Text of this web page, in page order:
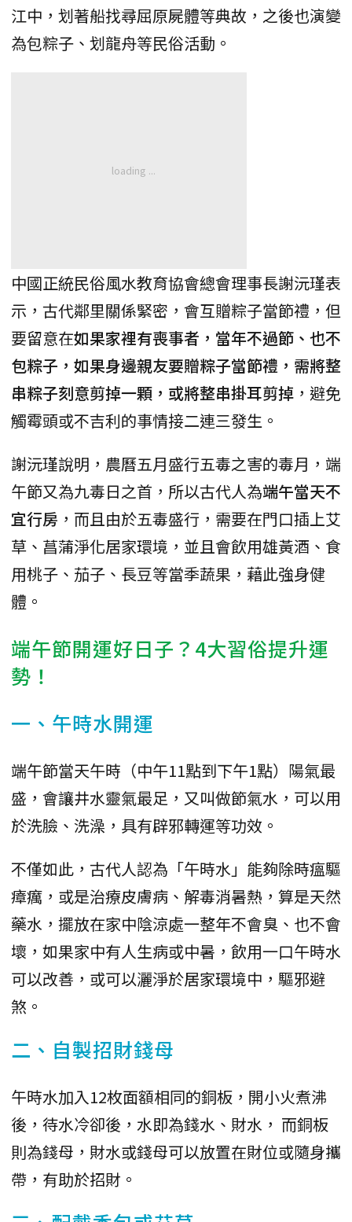
江中，划著船找尋屈原屍體等典故，之後也演變
為包粽子、划龍舟等民俗活動。
中國正統民俗風水教育協會總會理事長謝沅瑾表
示，古代鄰里關係緊密，會互贈粽子當節禮，但
要留意在如果家裡有喪事者，當年不過節、也不
包粽子，如果身邊親友要贈粽子當節禮，需將整
串粽子刻意剪掉一顆，或將整串掛耳剪掉 ，避免
觸霉頭或不吉利的事情接二連三發生。
謝沅瑾說明，農曆五月盛行五毒之害的毒月，端
午節又為九毒日之首，所以古代人為端午當天不
宜行房 ，而且由於五毒盛行，需要在門口插上艾
草、菖蒲淨化居家環境，並且會飲用雄黃酒、食
用桃子、茄子、長豆等當季蔬果，藉此強身健
體。
端午節開運好日子？4大習俗提升運
勢！
一、午時水開運
端午節當天午時（中午11點到下午1點）陽氣最
盛，會讓井水靈氣最足，又叫做節氣水，可以用
於洗臉、洗澡，具有辟邪轉運等功效。
不僅如此，古代人認為「午時水」能夠除時瘟驅
瘴癘，或是治療皮膚病、解毒消暑熱，算是天然
藥水，擺放在家中陰涼處一整年不會臭、也不會
壞，如果家中有人生病或中暑，飲用一口午時水
可以改善，或可以灑淨於居家環境中，驅邪避
煞。
二、自製招財錢母
午時水加入12枚面額相同的銅板，開小火煮沸
後，待水冷卻後，水即為錢水、財水， 而銅板
則為錢母，財水或錢母可以放置在財位或隨身攜
帶，有助於招財。